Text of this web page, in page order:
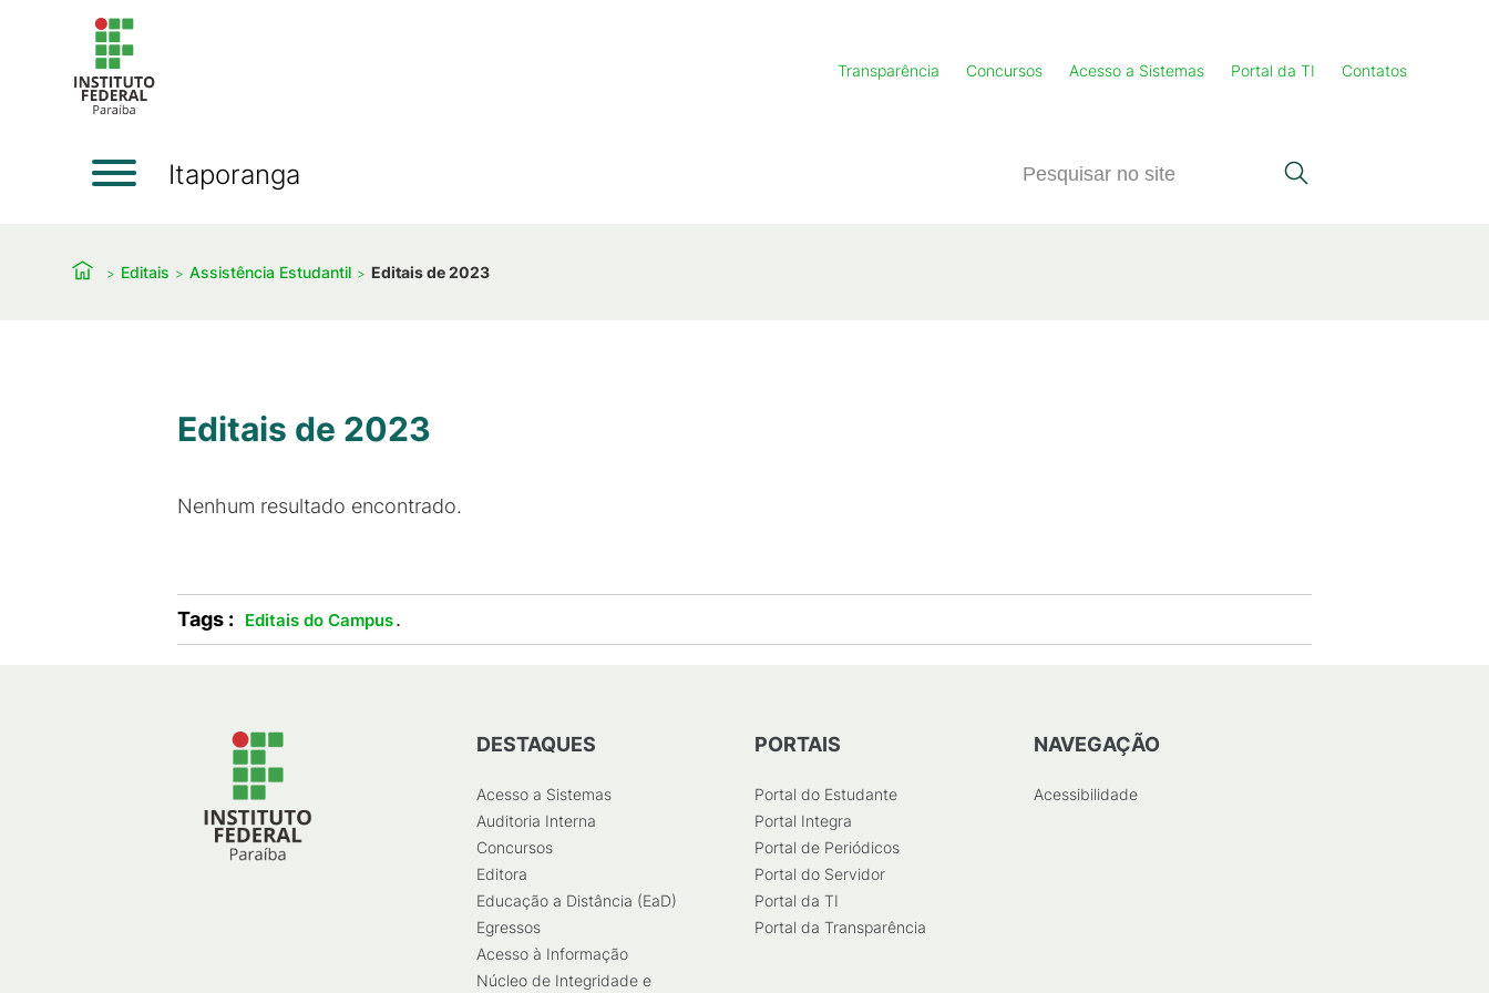
Transparência Concursos Acesso a Sistemas Portal da TI Contatos
Itaporanga
Editais Assistência Estudantil Editais de 2023
Editais de 2023
Nenhum resultado encontrado.
Tags : Editais do Campus.
DESTAQUES
Acesso a Sistemas
Auditoria Interna
Concursos
Editora
Educação a Distância (EaD)
Egressos
Acesso à Informação
Núcleo de Integridade e
PORTAIS
Portal do Estudante
Portal Integra
Portal de Periódicos
Portal do Servidor
Portal da TI
Portal da Transparência
NAVEGAÇÃO
Acessibilidade